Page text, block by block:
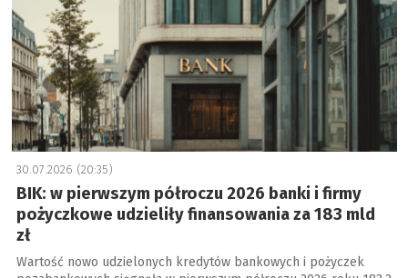
30.07.2026 (20:35)
BIK: w pierwszym półroczu 2026 banki i firmy
pożyczkowe udzieliły finansowania za 183 mld
zł
Wartość nowo udzielonych kredytów bankowych i pożyczek